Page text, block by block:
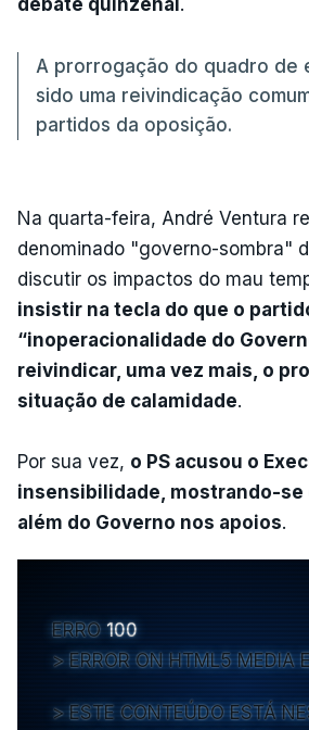
A prorrogação do quadro de
sido uma reivindicação
partidos da oposição.
Na quarta-feira, André Ventura
denominado "governo-sombra"
discutir os impactos do mau
insistir na tecla do que o
“inoperacionalidade do
reivindicar, uma vez mais, o
situação de calamidade.
Por sua vez, o PS acusou o
insensibilidade, mostrando-se
além do Governo nos apoios.
ERRO 100
ERROR ON HTML5 MEDIA
ESTE CONTEÚDO ESTÁ